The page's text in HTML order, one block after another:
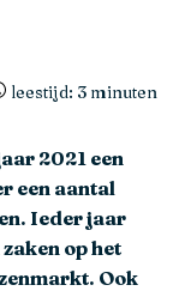
leestijd: 3 minuten
2021 een
een aantal
Ieder jaar
op het
Ook